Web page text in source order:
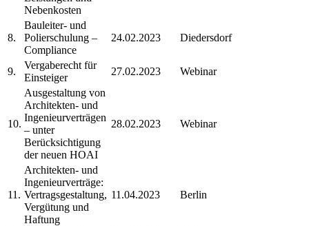
Nebenkosten
8.
Bauleiter- und
Polierschulung –
Compliance
24.02.2023 Diedersdorf
9.
Vergaberecht für
Einsteiger
27.02.2023 Webinar
10.
Ausgestaltung von
Architekten- und
Ingenieurverträgen
– unter
Berücksichtigung
der neuen HOAI
28.02.2023 Webinar
11.
Architekten- und
Ingenieurverträge:
Vertragsgestaltung,
Vergütung und
Haftung
11.04.2023 Berlin